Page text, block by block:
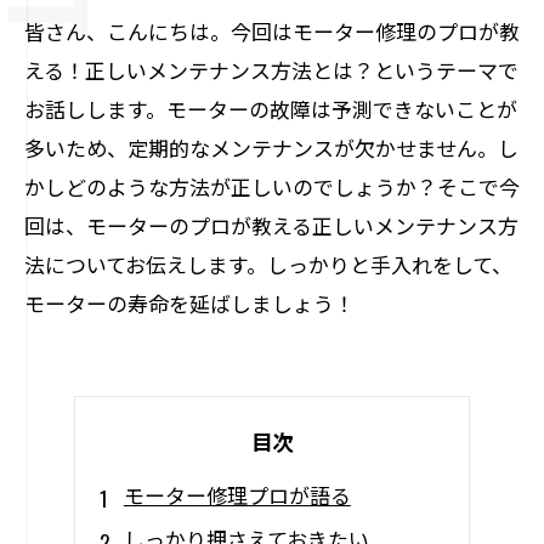
皆さん、こんにちは。今回はモーター修理のプロが教
える！正しいメンテナンス方法とは？というテーマで
お話しします。モーターの故障は予測できないことが
多いため、定期的なメンテナンスが欠かせません。し
かしどのような方法が正しいのでしょうか？そこで今
回は、モーターのプロが教える正しいメンテナンス方
法についてお伝えします。しっかりと手入れをして、
モーターの寿命を延ばしましょう！
目次
モーター修理プロが語る